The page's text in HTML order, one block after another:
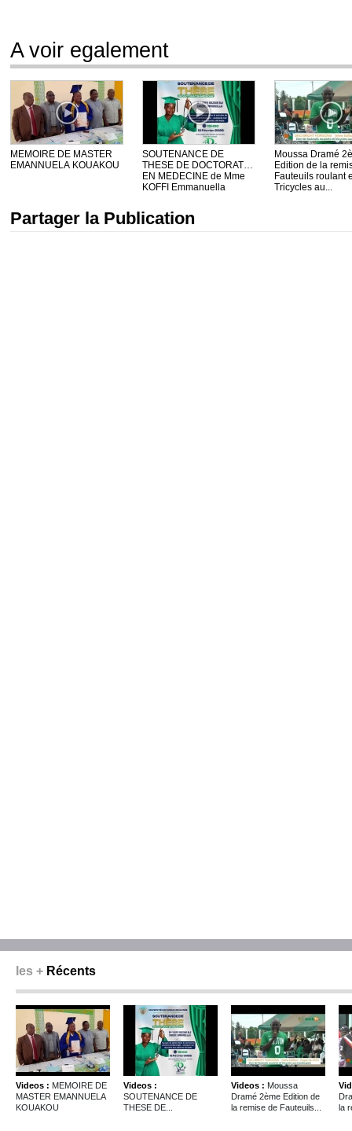
A voir egalement
MEMOIRE DE MASTER
EMANNUELA KOUAKOU
SOUTENANCE DE
THESE DE DOCTORAT
EN MEDECINE de Mme
KOFFI Emmanuella
Moussa Dramé
Edition de la
Fauteuils roulant
Tricycles au...
Partager la Publication
les + Récents
Videos : MEMOIRE DE
MASTER EMANNUELA
KOUAKOU
Videos :
SOUTENANCE DE
THESE DE...
Videos : Moussa
Dramé 2ème Edition de
la remise de Fauteuils...
la